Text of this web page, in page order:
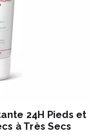
24H Pieds et
à Très Secs